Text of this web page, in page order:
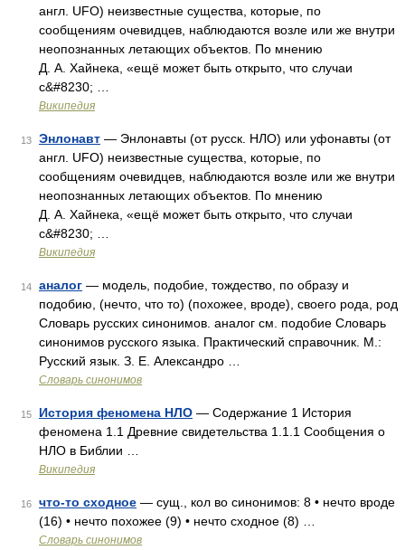
англ. UFO) неизвестные существа, которые, по
сообщениям очевидцев, наблюдаются возле или же внутри
неопознанных летающих объектов. По мнению
Д. А. Хайнека, «ещё может быть открыто, что случаи
с&#8230; …
Википедия
13 Энлонавт — Энлонавты (от русск. НЛО) или уфонавты (от
англ. UFO) неизвестные существа, которые, по
сообщениям очевидцев, наблюдаются возле или же внутри
неопознанных летающих объектов. По мнению
Д. А. Хайнека, «ещё может быть открыто, что случаи
с&#8230; …
Википедия
14 аналог — модель, подобие, тождество, по образу и
подобию, (нечто, что то) (похожее, вроде), своего рода, род
Словарь русских синонимов. аналог см. подобие Словарь
синонимов русского языка. Практический справочник. М.:
Русский язык. З. Е. Александро …
Словарь синонимов
15 История феномена НЛО — Содержание 1 История
феномена 1.1 Древние свидетельства 1.1.1 Сообщения о
НЛО в Библии …
Википедия
16 что-то сходное — сущ., кол во синонимов: 8 • нечто вроде
(16) • нечто похожее (9) • нечто сходное (8) …
Словарь синонимов